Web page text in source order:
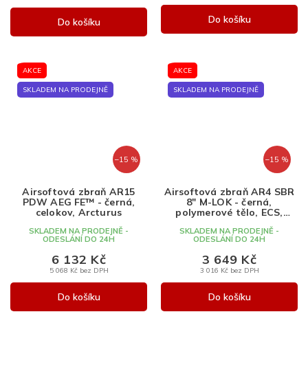
Do košíku Do košíku
AKCE
SKLADEM NA PRODEJNĚ
–15 %
Airsoftová zbraň AR15
PDW AEG FE™ - černá,
celokov, Arcturus
SKLADEM NA PRODEJNĚ -
ODESLÁNÍ DO 24H
5 068 Kč bez DPH
6 132 Kč
Do košíku
AKCE
SKLADEM NA PRODEJNĚ
–15 %
Airsoftová zbraň AR4 SBR
8" M-LOK - černá,
polymerové tělo, ECS,
SKLADEM NA PRODEJNĚ -
ODESLÁNÍ DO 24H
3 016 Kč bez DPH
3 649 Kč
Do košíku